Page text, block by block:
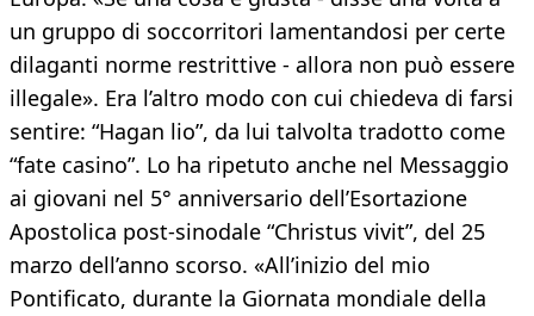
un gruppo di soccorritori lamentandosi per certe
dilaganti norme restrittive - allora non può essere
illegale». Era l’altro modo con cui chiedeva di farsi
sentire: “Hagan lio”, da lui talvolta tradotto come
“fate casino”. Lo ha ripetuto anche nel Messaggio
ai giovani nel 5° anniversario dell’Esortazione
Apostolica post-sinodale “Christus vivit”, del 25
marzo dell’anno scorso. «All’inizio del mio
Pontificato, durante la Giornata mondiale della